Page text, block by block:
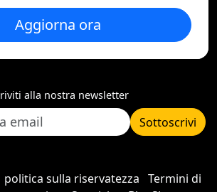
Aggiorna ora
alla nostra newsletter
Sottoscrivi
politica sulla riservatezza Termini di